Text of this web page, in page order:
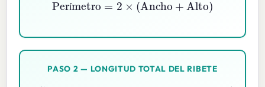
í
PASO 2 — LONGITUD TOTAL DEL RIBETE